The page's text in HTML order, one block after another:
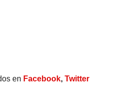
en Facebook, Twitter